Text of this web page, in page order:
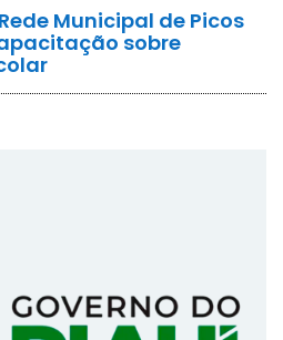
Municipal de Picos
sobre